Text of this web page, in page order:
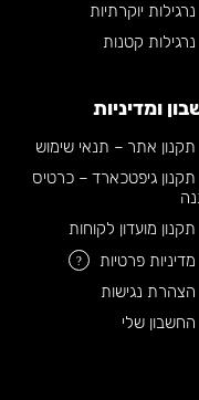
נרגילות יוקרתיות
נרגילות קטנות
ומדיניות
תקנון אתר – תנאי שימוש
תקנון גיפטכארד – כרטיס
תקנון מועדון לקוחות
מדיניות פרטיות
?
הצהרת נגישות
החשבון שלי